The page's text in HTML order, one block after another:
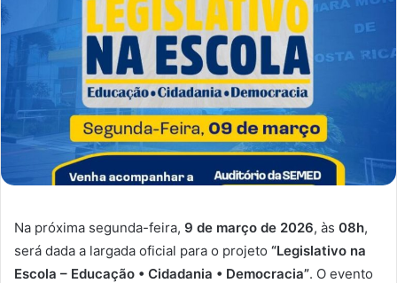
Na próxima segunda-feira, 9 de março de 2026, às 08h,
será dada a largada oficial para o projeto “Legislativo na
Escola – Educação • Cidadania • Democracia”. O evento